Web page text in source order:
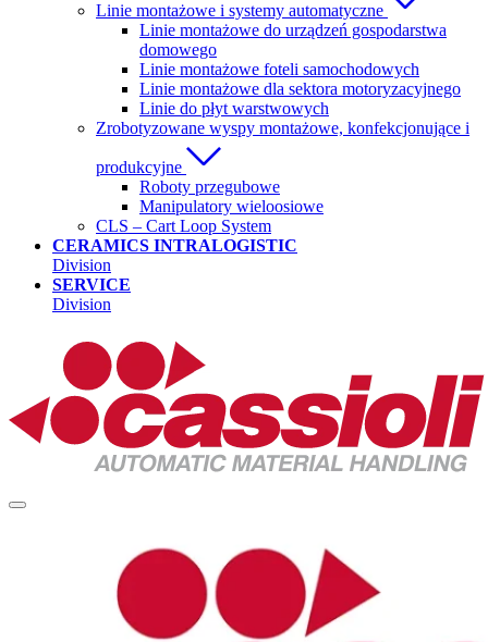
Linie montażowe i systemy automatyczne
Linie montażowe do urządzeń gospodarstwa
domowego
Linie montażowe foteli samochodowych
Linie montażowe dla sektora motoryzacyjnego
Linie do płyt warstwowych
Zrobotyzowane wyspy montażowe, konfekcjonujące i
produkcyjne
Roboty przegubowe
Manipulatory wieloosiowe
CLS – Cart Loop System
CERAMICS INTRALOGISTIC
Division
SERVICE
Division